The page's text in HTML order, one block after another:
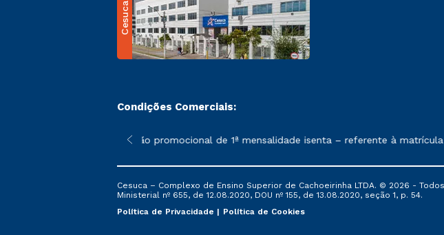
Cesuca
Condições Comerciais:
sofrer alterações nos períodos de rematrícula conforme exposto no contrato de
*A condição promocional de 1ª mensalidade isenta – referente à
Cesuca – Complexo de Ensino Superior de Cachoeirinha LTDA. © 2026 -
Ministerial nº 655, de 12.08.2020, DOU nº 155, de 13.08.2020, seção 1, p. 54.
Política de Privacidade
Política de Cookies